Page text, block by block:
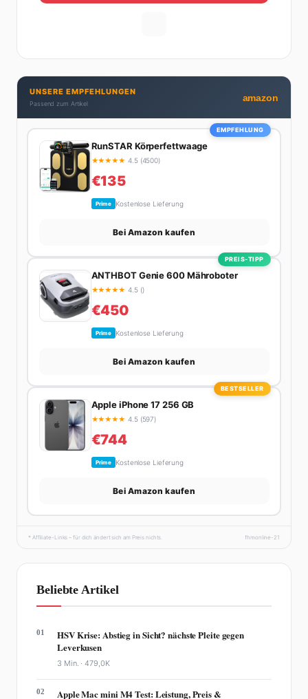
Gastronomie – mit allem, was dazugehört. Die andere
dran. Wenn Maik nicht gerade den heißesten Tratsch
aus der Promi-Welt aufspürt oder die besten
Lifestyle-Empfehlungen zusammenstellt, findet man
ihn beim Wandern in den Schweizer Alpen, am Grill
mit Freunden oder auf der Suche nach dem
perfekten Espresso. Sein Motto: Lieber einmal richtig
UNSERE EMPFEHLUNGEN
Passend zum Artikel
amazon
EMPFEHLUNG
RunSTAR Körperfettwaage
★★★★★ 4.5 (4500)
€135
Prime Kostenlose Lieferung
Bei Amazon kaufen
PREIS-TIPP
ANTHBOT Genie 600 Mähroboter
★★★★★ 4.5 ()
€450
Prime Kostenlose Lieferung
Bei Amazon kaufen
BESTSELLER
Apple iPhone 17 256 GB
★★★★★ 4.5 (597)
€744
Prime Kostenlose Lieferung
Bei Amazon kaufen
* Affiliate-Links – für dich ändert sich am Preis nichts. fhmonline-21
Beliebte Artikel
01
HSV Krise: Abstieg in Sicht? nächste Pleite gegen
Leverkusen
3 Min. ·479,0K
02
Apple Mac mini M4 Test: Leistung, Preis &